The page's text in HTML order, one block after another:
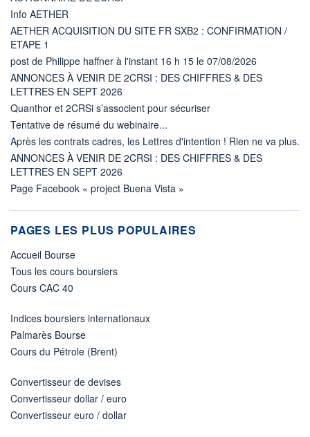
Info AETHER
AETHER ACQUISITION DU SITE FR SXB2 : CONFIRMATION /
ETAPE 1
post de Philippe haffner à l'instant 16 h 15 le 07/08/2026
ANNONCES À VENIR DE 2CRSI : DES CHIFFRES & DES
LETTRES EN SEPT 2026
Quanthor et 2CRSi s’associent pour sécuriser
Tentative de résumé du webinaire...
Après les contrats cadres, les Lettres d'intention ! Rien ne va plus.
ANNONCES À VENIR DE 2CRSI : DES CHIFFRES & DES
LETTRES EN SEPT 2026
Page Facebook « project Buena Vista »
PAGES LES PLUS POPULAIRES
Accueil Bourse
Tous les cours boursiers
Cours CAC 40
Indices boursiers internationaux
Palmarès Bourse
Cours du Pétrole (Brent)
Convertisseur de devises
Convertisseur dollar / euro
Convertisseur euro / dollar